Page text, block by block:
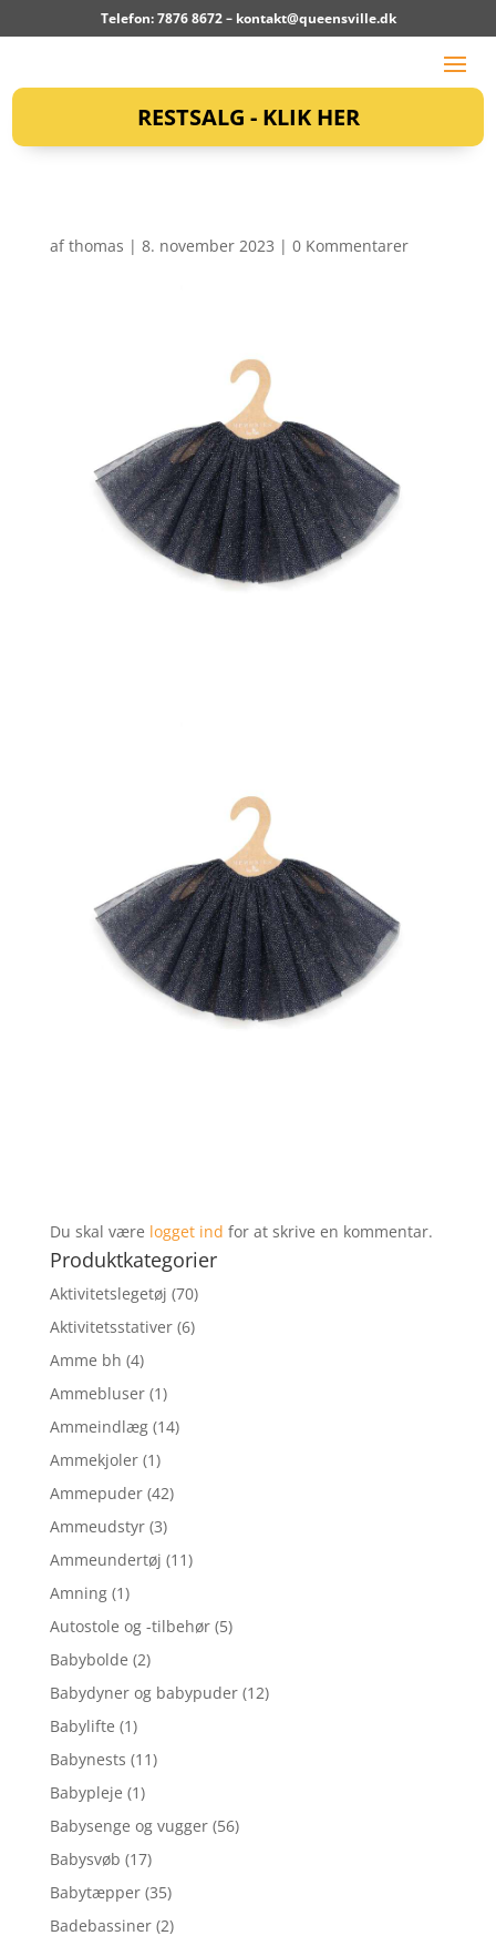
Telefon: 7876 8672 – kontakt@queensville.dk
RESTSALG - KLIK HER
afthomas | 8. november 2023 | 0 Kommentarer
Du skal være logget ind for at skrive en kommentar.
Produktkategorier
Aktivitetslegetøj (70)
Aktivitetsstativer (6)
Amme bh (4)
Ammebluser (1)
Ammeindlæg (14)
Ammekjoler (1)
Ammepuder (42)
Ammeudstyr (3)
Ammeundertøj (11)
Amning (1)
Autostole og -tilbehør (5)
Babybolde (2)
Babydyner og babypuder (12)
Babylifte (1)
Babynests (11)
Babypleje (1)
Babysenge og vugger (56)
Babysvøb (17)
Babytæpper (35)
Badebassiner (2)